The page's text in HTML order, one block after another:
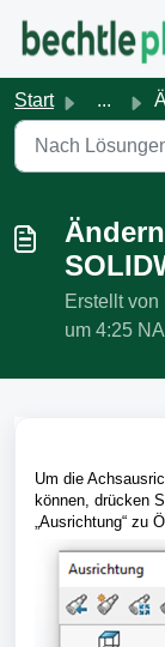
Start ...
Erstellt von
um 4:25
Um die
können, drücken
„Ausrichtung“ zu